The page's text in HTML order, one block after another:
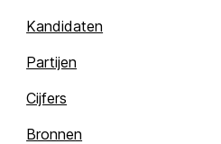
Kandidaten
Partijen
Cijfers
Bronnen